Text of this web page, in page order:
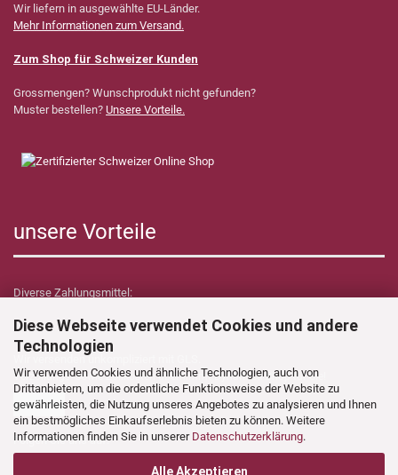
Diese Webseite verwendet Cookies und andere
Technologien
Wir verwenden Cookies und ähnliche Technologien, auch von
Drittanbietern, um die ordentliche Funktionsweise der Website zu
gewährleisten, die Nutzung unseres Angebotes zu analysieren und Ihnen
ein bestmögliches Einkaufserlebnis bieten zu können. Weitere
Informationen finden Sie in unserer Datenschutzerklärung.
Alle Akzeptieren
Wir liefern in ausgewählte EU-Länder.
Mehr Informationen zum Versand.
Zum Shop für Schweizer Kunden
Grossmengen? Wunschprodukt nicht gefunden?
Muster bestellen? Unsere Vorteile.
unsere Vorteile
Diverse Zahlungsmittel:
Wir versenden unkompliziert mit GLS.
Verzollungs- sowie Zollkosten übernimmt Dynamica Shop für Sie!
Folgen Sie uns auf: